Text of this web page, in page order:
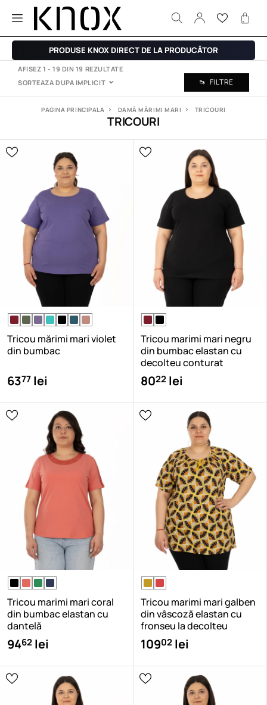
PRODUSE KNOX DIRECT DE LA PRODUCĂTOR
AFISEZ 1 - 19 DIN 19 REZULTATE
SORTEAZA DUPA IMPLICIT FILTRE
TRICOURI
PAGINA PRINCIPALA DAMĂ MĂRIMI MARI TRICOURI
Tricou mărimi mari violet
din bumbac
6377 lei
Tricou marimi mari negru
din bumbac elastan cu
decolteu conturat
8022 lei
Tricou marimi mari coral
din bumbac elastan cu
dantelă
9462 lei
Tricou marimi mari galben
din vâscoză elastan cu
fronseu la decolteu
10902 lei